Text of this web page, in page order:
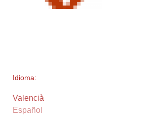
Idioma:
Valencià
Español